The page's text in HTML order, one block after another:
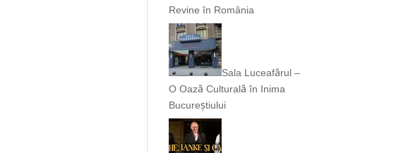
Revine în România
Sala Luceafărul –
O Oază Culturală în Inima
Bucureștiului